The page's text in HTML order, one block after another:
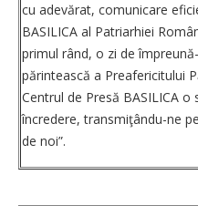
cu adevărat, ­comunicare
BASILICA al Patriarhiei
primul rând, o zi de
părintească a Preafericitului
Centrul de Presă BASILICA
încredere, transmiţându-ne
de noi”.